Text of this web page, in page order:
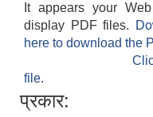
It appears your
display PDF files.
here to download the
file.
प्रकार: